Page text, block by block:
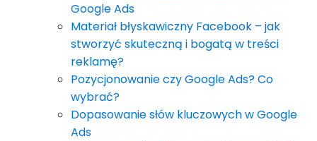
Google Ads
Materiał błyskawiczny Facebook – jak
stworzyć skuteczną i bogatą w treści
reklamę?
Pozycjonowanie czy Google Ads? Co
wybrać?
Dopasowanie słów kluczowych w Google
Ads